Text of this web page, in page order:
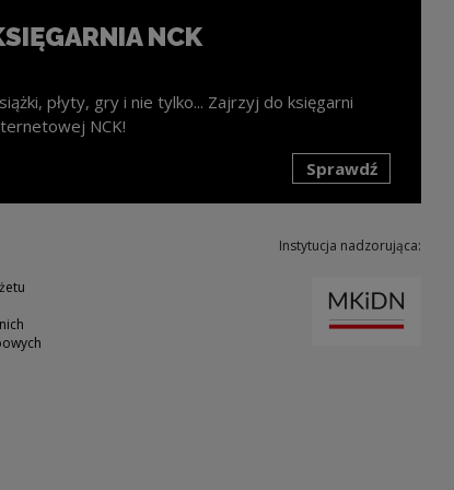
NCK
płyty, gry i nie tylko... Zajrzyj do księgarni
NCK!
Sprawdź
Instytucja nadzorująca: